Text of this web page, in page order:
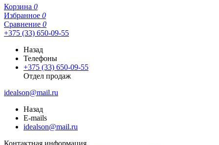
Корзина 0
Избранное 0
Сравнение 0
+375 (33) 650-09-55
Назад
Телефоны
+375 (33) 650-09-55
Отдел продаж
idealson@mail.ru
Назад
E-mails
idealson@mail.ru
Контактная информация